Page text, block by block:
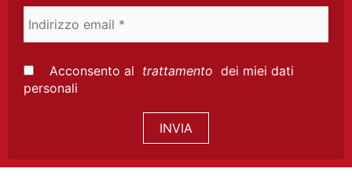
email
Acconsento al trattamento dei miei dati
personali